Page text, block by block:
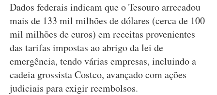
Dados federais indicam que o Tesouro arrecadou
mais de 133 mil milhões de dólares (cerca de 100
mil milhões de euros) em receitas provenientes
das tarifas impostas ao abrigo da lei de
emergência, tendo várias empresas, incluindo a
cadeia grossista Costco, avançado com ações
judiciais para exigir reembolsos.